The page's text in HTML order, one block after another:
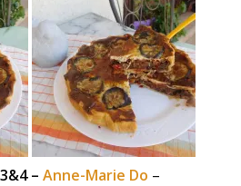
– Anne-Marie Do –